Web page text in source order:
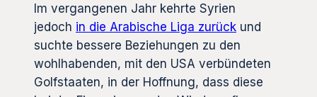
Im vergangenen Jahr kehrte Syrien
jedoch in die Arabische Liga zurück und
suchte bessere Beziehungen zu den
wohlhabenden, mit den USA verbündeten
Golfstaaten, in der Hoffnung, dass diese